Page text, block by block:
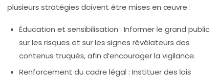
plusieurs stratégies doivent être mises en œuvre :
Éducation et sensibilisation : Informer le grand public
sur les risques et sur les signes révélateurs des
contenus truqués, afin d’encourager la vigilance.
Renforcement du cadre légal : Instituer des lois